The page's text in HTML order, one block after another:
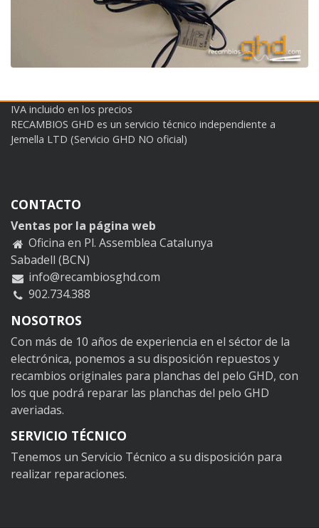
IVA incluido en los precios
RECAMBIOS GHD es un servicio técnico independiente a
Jemella LTD (Servicio GHD NO oficial)
CONTACTO
Ventas por la página web
Oficina en Pl. Assemblea Catalunya
Sabadell (BCN)
info@recambiosghd.com
902.734.388
NOSOTROS
Con más de 10 años de experiencia en el séctor de la
electrónica, ponemos a su disposición repuestos y
recambios originales para planchas del pelo GHD, con
los que podrá reparar las planchas del pelo GHD
averiadas.
SERVICIO TÉCNICO
Tenemos un Servicio Técnico a su disposición para
realizar reparaciones.